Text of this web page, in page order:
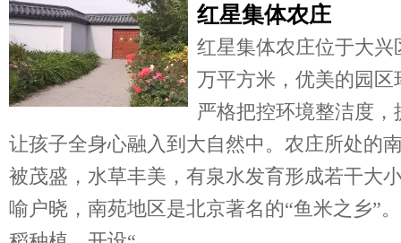
红星集体农庄
红星集体农庄位于大
万平方米，优美的园
严格把控环境整洁度
让孩子全身心融入到大自然中。农庄所处的
被茂盛，水草丰美，有泉水发育形成若干大
喻户晓，南苑地区是北京著名的“鱼米之乡”